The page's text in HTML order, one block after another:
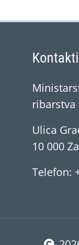
ribarstva
Ulica
10 000
Telefon: